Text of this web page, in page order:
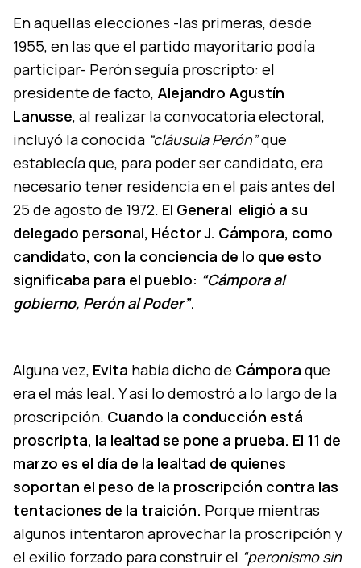
En aquellas elecciones -las primeras, desde
1955, en las que el partido mayoritario podía
participar- Perón seguía proscripto: el
presidente de facto, Alejandro Agustín
Lanusse, al realizar la convocatoria electoral,
incluyó la conocida “cláusula Perón”que
establecía que, para poder ser candidato, era
necesario tener residencia en el país antes del
25 de agosto de 1972. El General eligió a su
delegado personal, Héctor J. Cámpora, como
candidato, con la conciencia de lo que esto
significaba para el pueblo: “Cámpora al
gobierno, Perón al Poder”.
Alguna vez, Evita había dicho de Cámpora que
era el más leal. Y así lo demostró a lo largo de la
proscripción. Cuando la conducción está
proscripta, la lealtad se pone a prueba. El 11 de
marzo es el día de la lealtad de quienes
soportan el peso de la proscripción contra las
tentaciones de la traición. Porque mientras
algunos intentaron aprovechar la proscripción y
el exilio forzado para construir el “peronismo sin